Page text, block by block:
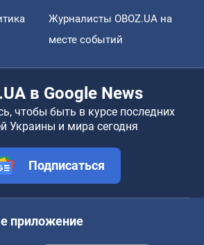
Журналисты OBOZ.UA на
месте событий
в Google News
чтобы быть в курсе последних
Украины и мира сегодня
Подписаться
приложение